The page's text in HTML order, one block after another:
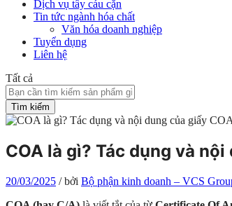
Dịch vụ tẩy cáu cặn
Tin tức ngành hóa chất
Văn hóa doanh nghiệp
Tuyển dụng
Liên hệ
Tất cả
Tìm kiếm
COA là gì? Tác dụng và
20/03/2025 /bởi Bộ phận kinh doanh – VCS